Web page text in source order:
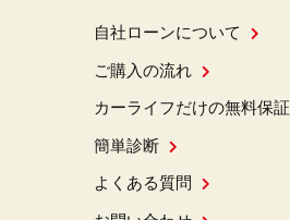
自社ローンについて
ご購入の流れ
カーライフだけの無料保証
簡単診断
よくある質問